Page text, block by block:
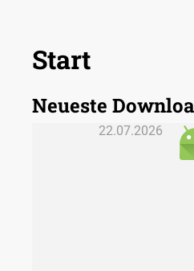
Start
Neueste
22.07.2026